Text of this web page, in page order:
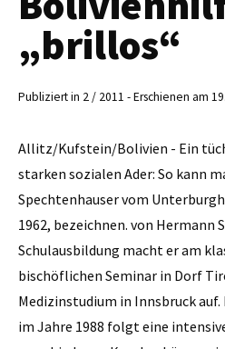
„brillos“
Publiziert in 2 / 2011 - Erschienen am
Allitz/Kufstein/Bolivien - Ein
starken sozialen Ader: So kann
Spechtenhauser­ vom
1962, bezeichnen. von Hermann
Schulausbildung macht er am
bischöflichen Seminar in Dorf
Medizinstudium in Innsbruck auf.
im Jahre 1988 folgt eine